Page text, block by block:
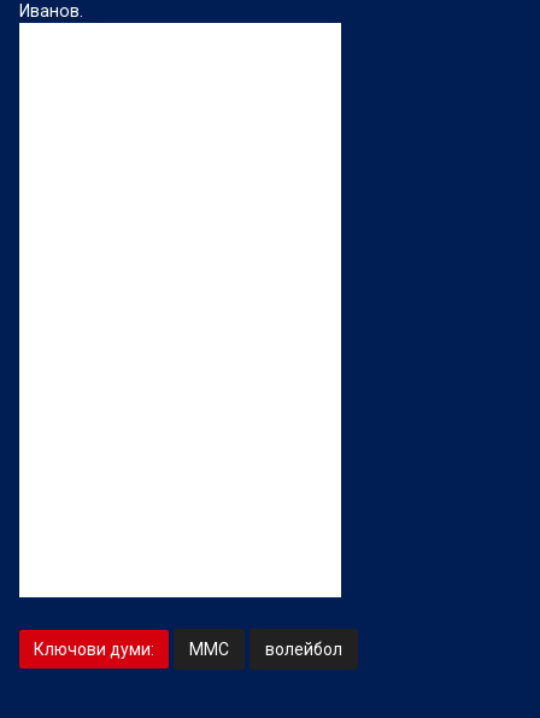
Иванов.
Ключови думи: ММС волейбол